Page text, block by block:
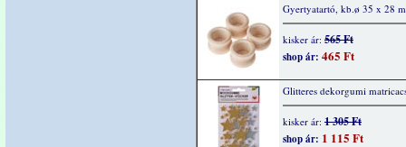
Gyertyatartó, kb.ø 35 x 28
kisker ár: 565 Ft
shop ár: 465 Ft
Glitteres dekorgumi
kisker ár: 1 305 Ft
shop ár: 1 115 Ft